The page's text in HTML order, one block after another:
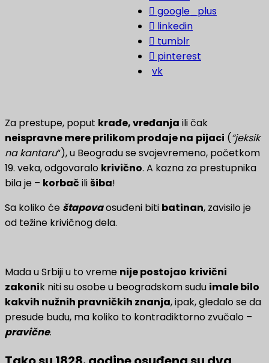
google_plus
linkedin
tumblr
pinterest
vk
Za prestupe, poput krađe, vređanja ili čak
neispravne mere prilikom prodaje na pijaci (“jeksik
na kantaru“), u Beogradu se svojevremeno, početkom
19. veka, odgovaralo krivično. A kazna za prestupnika
bila je – korbač ilišiba!
Sa koliko će štapovaosuđeni biti batinan, zavisilo je
od težine krivičnog dela.
Mada u Srbiji u to vreme nije postojao krivični
zakonik niti su osobe u beogradskom sudu imale bilo
kakvih nužnih pravničkih znanja, ipak, gledalo se da
presude budu, ma koliko to kontradiktorno zvučalo –
pravične.